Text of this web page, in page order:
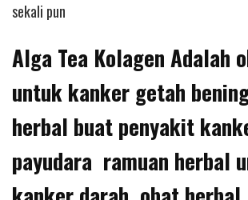
sekali pun
Alga Tea Kolagen Adalah
untuk kanker getah
herbal buat penyakit
payudara ramuan herbal